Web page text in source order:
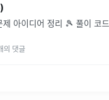
아이디어 정리 🎾 풀이 코드
의 댓글